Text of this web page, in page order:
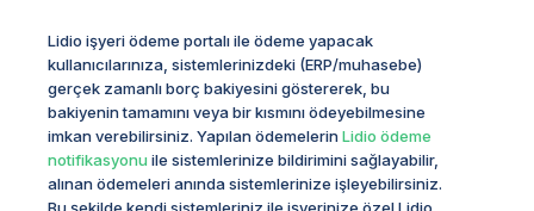
Lidio işyeri ödeme portalı ile ödeme yapacak
kullanıcılarınıza, sistemlerinizdeki (ERP/muhasebe)
gerçek zamanlı borç bakiyesini göstererek, bu
bakiyenin tamamını veya bir kısmını ödeyebilmesine
imkan verebilirsiniz. Yapılan ödemelerinLidio ödeme
notifikasyonu ile sistemlerinize bildirimini sağlayabilir,
alınan ödemeleri anında sistemlerinize işleyebilirsiniz.